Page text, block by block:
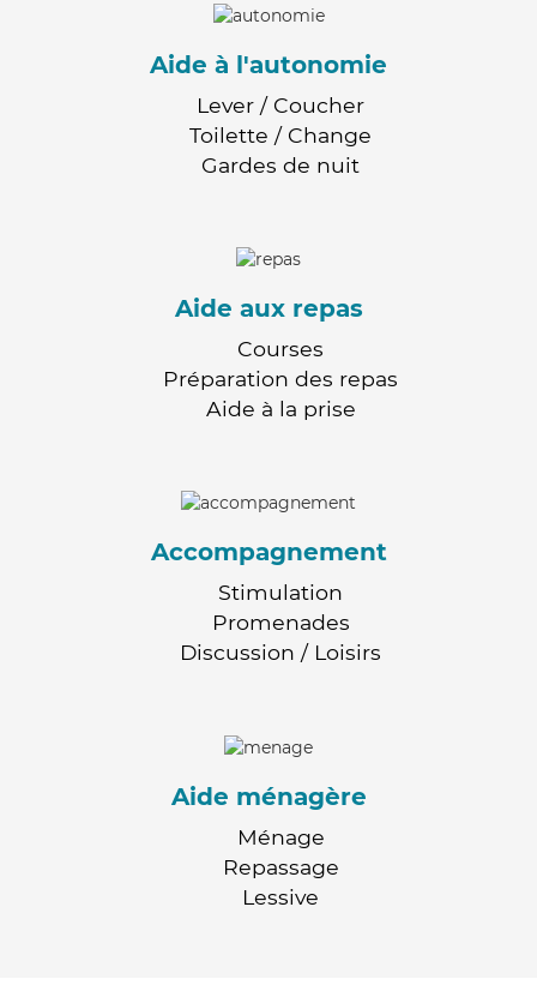
Aide à l'autonomie
Lever / Coucher
Toilette / Change
Gardes de nuit
Aide aux repas
Courses
Préparation des repas
Aide à la prise
Accompagnement
Stimulation
Promenades
Discussion / Loisirs
Aide ménagère
Ménage
Repassage
Lessive